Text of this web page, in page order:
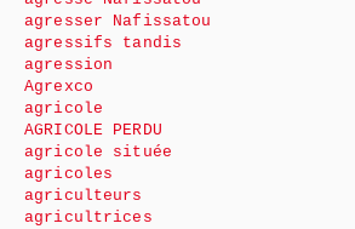
agresser Nafissatou
agressifs tandis
agression
Agrexco
agricole
AGRICOLE PERDU
agricole située
agricoles
agriculteurs
agricultrices